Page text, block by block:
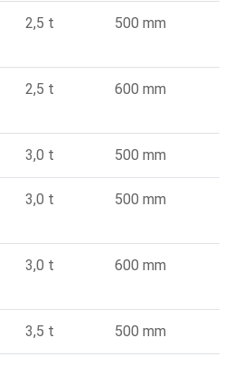
2,5 t 500 mm
2,5 t 600 mm
3,0 t 500 mm
3,0 t 500 mm
3,0 t 600 mm
3,5 t 500 mm